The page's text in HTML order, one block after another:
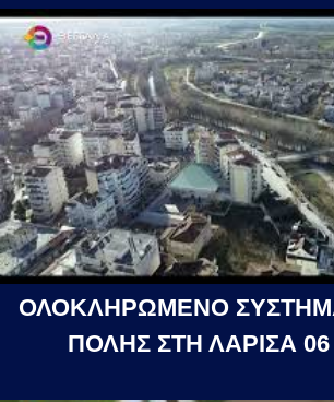
ΟΛΟΚΛΗΡΩΜΕΝΟ
ΠΟΛΗΣ ΣΤΗ ΛΑΡΙΣΑ 06